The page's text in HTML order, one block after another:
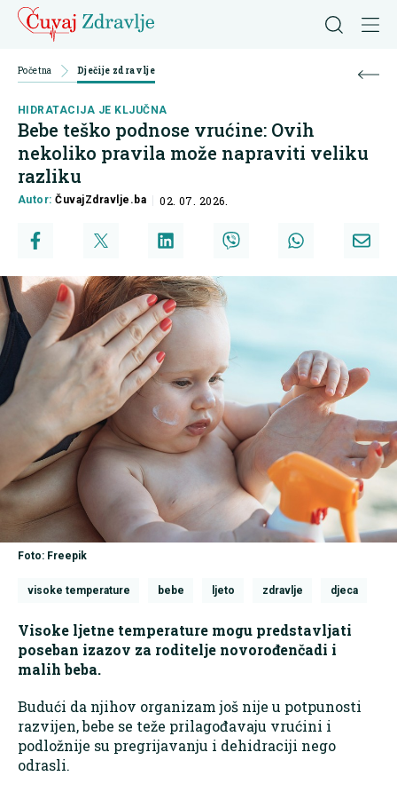
Početna Dječije zdravlje
HIDRATACIJA JE KLJUČNA
Bebe teško podnose vrućine: Ovih
nekoliko pravila može napraviti veliku
razliku
Autor:ČuvajZdravlje.ba 02. 07. 2026.
Foto: Freepik
visoke temperature bebe ljeto zdravlje djeca
Visoke ljetne temperature mogu predstavljati
poseban izazov za roditelje novorođenčadi i
malih beba.
Budući da njihov organizam još nije u potpunosti
razvijen, bebe se teže prilagođavaju vrućini i
podložnije su pregrijavanju i dehidraciji nego
odrasli.